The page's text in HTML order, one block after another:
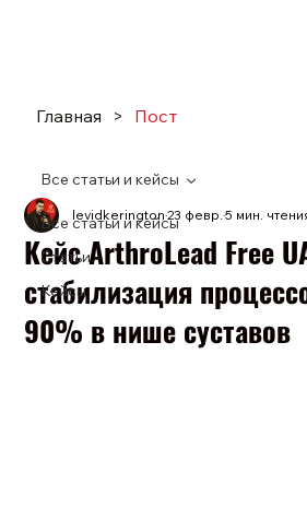
Все статьи и кейсы
Статьи
Кейсы
Все статьи и кейсы
Кейс ArthroLead Free
стабилизация
90% в нише суставов
levidkerington23 февр.5 мин.
Главная > Пост